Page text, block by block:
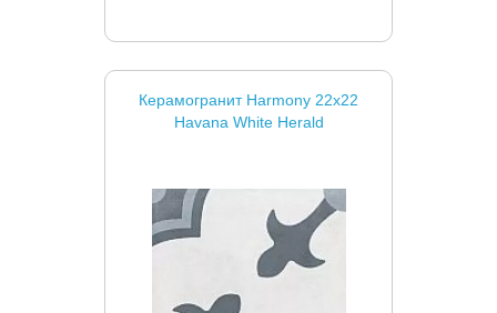
Керамогранит Harmony 22x22
Havana White Herald